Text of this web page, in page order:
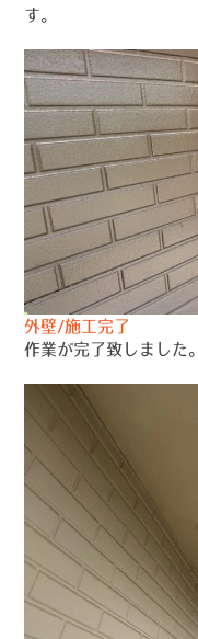
す。
外壁/施工完了
作業が完了致しました。